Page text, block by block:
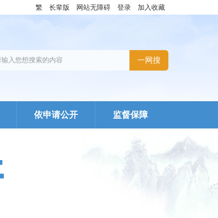
繁 长辈版 网站无障碍 登录 加入收藏
依申请公开 监督保障